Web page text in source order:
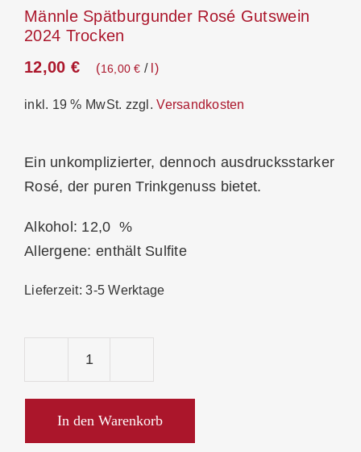
Männle Spätburgunder Rosé Gutswein
2024 Trocken
12,00 € 16,00€ / l
inkl. 19 % MwSt. zzgl.Versandkosten
Ein unkomplizierter, dennoch ausdrucksstarker
Rosé, der puren Trinkgenuss bietet.
Alkohol: 12,0 %
Allergene: enthält Sulfite
Lieferzeit:3-5 Werktage
Rosé
Gutswein
In den Warenkorb